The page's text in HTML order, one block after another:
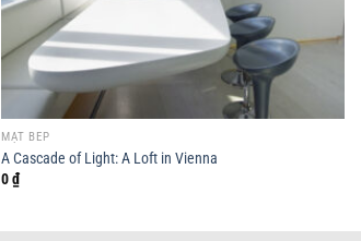
MẶT BẾP
A Cascade of Light: A Loft in Vienna
0₫